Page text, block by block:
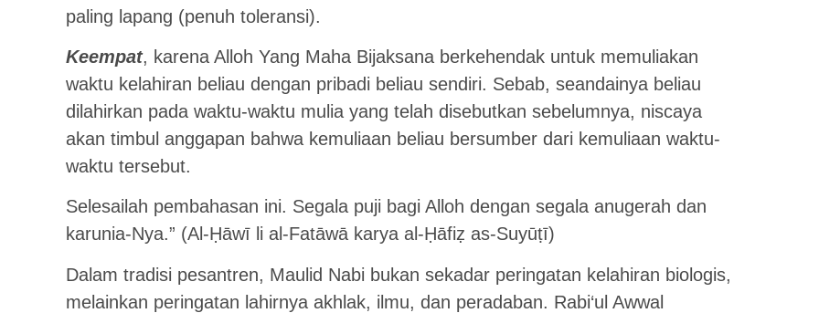
paling lapang (penuh toleransi).
Keempat, karena Alloh Yang Maha Bijaksana berkehendak untuk memuliakan
waktu kelahiran beliau dengan pribadi beliau sendiri. Sebab, seandainya beliau
dilahirkan pada waktu-waktu mulia yang telah disebutkan sebelumnya, niscaya
akan timbul anggapan bahwa kemuliaan beliau bersumber dari kemuliaan waktu-
waktu tersebut.
Selesailah pembahasan ini. Segala puji bagi Alloh dengan segala anugerah dan
karunia-Nya.” (Al-Ḥāwī li al-Fatāwā karya al-Ḥāfiẓ as-Suyūṭī)
Dalam tradisi pesantren, Maulid Nabi bukan sekadar peringatan kelahiran biologis,
melainkan peringatan lahirnya akhlak, ilmu, dan peradaban. Rabi‘ul Awwal